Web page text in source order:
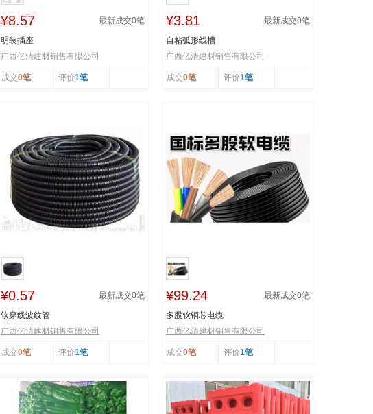
¥8.57 最新成交0笔
明装插座
广西亿清建材销售有限公司
成交0笔 评价1笔
¥3.81 最新成交0笔
自粘弧形线槽
广西亿清建材销售有限公司
成交0笔 评价1笔
¥0.57 最新成交0笔
软穿线波纹管
广西亿清建材销售有限公司
成交0笔 评价1笔
¥99.24 最新成交0笔
多股软铜芯电缆
广西亿清建材销售有限公司
成交0笔 评价1笔